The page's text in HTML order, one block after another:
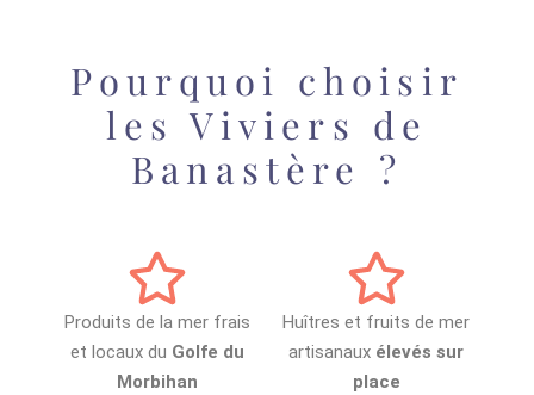
Pourquoi choisir
les Viviers de
Banastère ?
Produits de la mer frais
et locaux du Golfe du
Morbihan
Huîtres et fruits de mer
artisanaux élevés sur
place